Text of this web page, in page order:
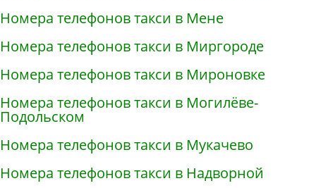
Номера телефонов такси в Мене
Номера телефонов такси в Миргороде
Номера телефонов такси в Мироновке
Номера телефонов такси в Могилёве-
Подольском
Номера телефонов такси в Мукачево
Номера телефонов такси в Надворной